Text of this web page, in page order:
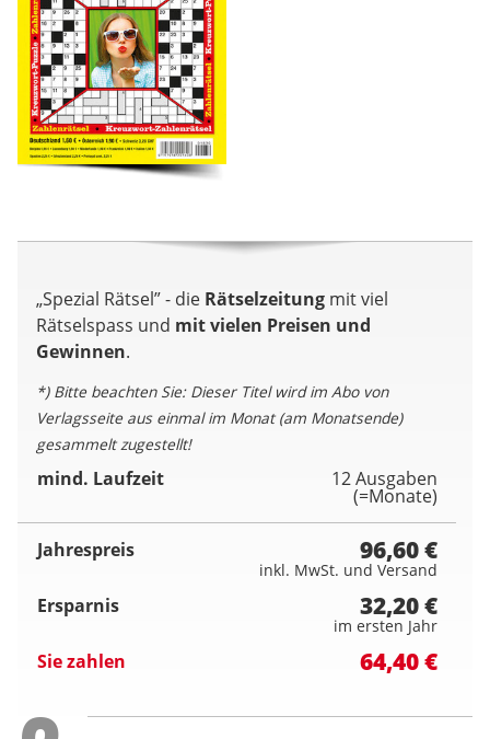
„Spezial Rätsel” - die Rätselzeitung mit viel
Rätselspass und mit vielen Preisen und
Gewinnen.
*) Bitte beachten Sie: Dieser Titel wird im Abo von
Verlagsseite aus einmal im Monat (am Monatsende)
gesammelt zugestellt!
mind. Laufzeit 12 Ausgaben
(=Monate)
Jahrespreis 96,60 €
inkl. MwSt. und Versand
Ersparnis 32,20 €
im ersten Jahr
Sie zahlen 64,40 €